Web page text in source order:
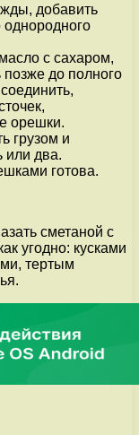
добавить
однородного
с сахаром,
до полного
орешки.
грузом и
или два.
готова.
сметаной с
угодно: кусками
тертым